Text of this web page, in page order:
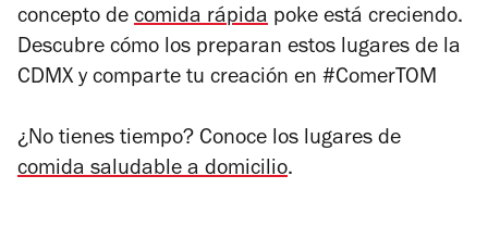
concepto de comida rápida poke está creciendo.
Descubre cómo los preparan estos lugares de la
CDMX y comparte tu creación en #ComerTOM
¿No tienes tiempo? Conoce los lugares de
comida saludable a domicilio.